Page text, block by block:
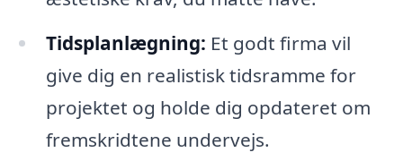
Tidsplanlægning: Et godt firma vil
give dig en realistisk tidsramme for
projektet og holde dig opdateret om
fremskridtene undervejs.